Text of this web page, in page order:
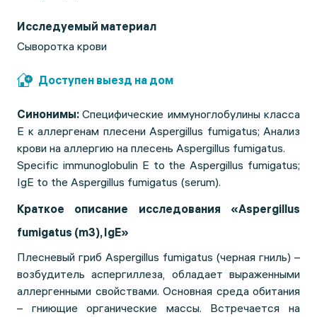
Исследуемый материал
Сыворотка крови
Доступен выезд на дом
Синонимы:Специфические иммуноглобулины класса
Е к аллергенам плесени Aspergillus fumigatus; Анализ
крови на аллергию на плесень Aspergillus fumigatus.
Specific immunoglobulin E to the Aspergillus fumigatus;
IgE to the Aspergillus fumigatus (serum).
Краткое описание исследования «Aspergillus
fumigatus (m3), IgE»
Плесневый гриб Aspergillus fumigatus (черная гниль) –
возбудитель аспергиллеза, обладает выраженными
аллергенными свойствами. Основная среда обитания
– гниющие органические массы. Встречается на